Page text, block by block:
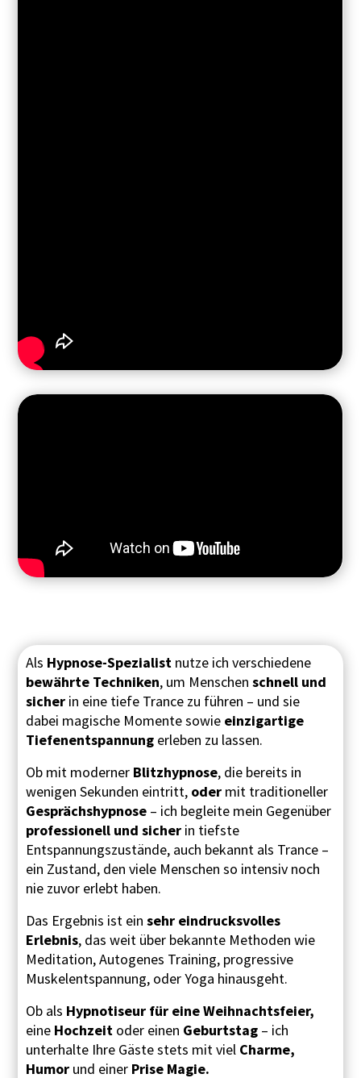
Als Hypnose-Spezialist nutze ich verschiedene
bewährte Techniken, um Menschenschnell und
sicher in eine tiefe Trance zu führen – und sie
dabei magische Momente sowie einzigartige
Tiefenentspannung erleben zu lassen.
Ob mit moderner Blitzhypnose, die bereits in
wenigen Sekunden eintritt, oder mit traditioneller
Gesprächshypnose – ich begleite mein Gegenüber
professionell und sicher in tiefste
Entspannungszustände, auch bekannt als Trance –
ein Zustand, den viele Menschen so intensiv noch
nie zuvor erlebt haben.
Das Ergebnis ist einsehr eindrucksvolles
Erlebnis, das weit über bekannte Methoden wie
Meditation, Autogenes Training, progressive
Muskelentspannung, oder Yoga hinausgeht.
Ob als Hypnotiseur für eineWeihnachtsfeier,
eine Hochzeit oder einen Geburtstag – ich
unterhalte Ihre Gäste stets mit viel Charme,
Humor und einer Prise Magie.